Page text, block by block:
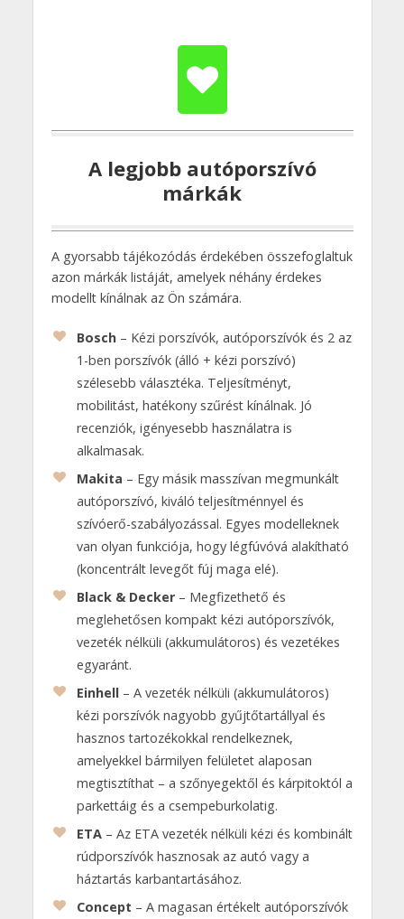
A legjobb autóporszívó
márkák
A gyorsabb tájékozódás érdekében összefoglaltuk
azon márkák listáját, amelyek néhány érdekes
modellt kínálnak az Ön számára.
Bosch – Kézi porszívók, autóporszívók és 2 az
1-ben porszívók (álló + kézi porszívó)
szélesebb választéka. Teljesítményt,
mobilitást, hatékony szűrést kínálnak. Jó
recenziók, igényesebb használatra is
alkalmasak.
Makita – Egy másik masszívan megmunkált
autóporszívó, kiváló teljesítménnyel és
szívóerő-szabályozással. Egyes modelleknek
van olyan funkciója, hogy légfúvóvá alakítható
(koncentrált levegőt fúj maga elé).
Black & Decker – Megfizethető és
meglehetősen kompakt kézi autóporszívók,
vezeték nélküli (akkumulátoros) és vezetékes
egyaránt.
Einhell – A vezeték nélküli (akkumulátoros)
kézi porszívók nagyobb gyűjtőtartállyal és
hasznos tartozékokkal rendelkeznek,
amelyekkel bármilyen felületet alaposan
megtisztíthat – a szőnyegektől és kárpitoktól a
parkettáig és a csempeburkolatig.
ETA – Az ETA vezeték nélküli kézi és kombinált
rúdporszívók hasznosak az autó vagy a
háztartás karbantartásához.
Concept – A magasan értékelt autóporszívók